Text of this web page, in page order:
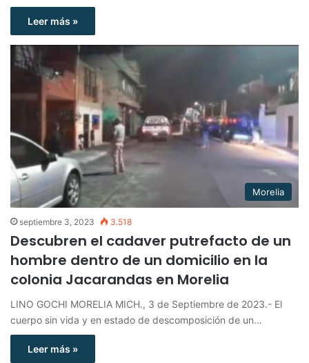
Leer más »
Morelia
septiembre 3, 2023 3.518
Descubren el cadaver putrefacto de un
hombre dentro de un domicilio en la
colonia Jacarandas en Morelia
LINO GOCHI MORELIA MICH., 3 de Septiembre de 2023.- El
cuerpo sin vida y en estado de descomposición de un…
Leer más »